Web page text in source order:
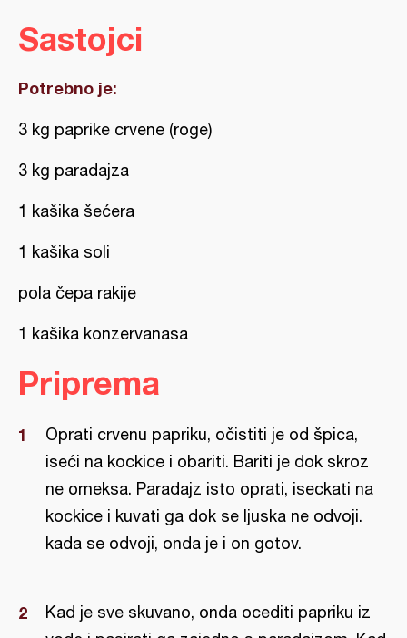
Sastojci
Potrebno je:
3 kg paprike crvene (roge)
3 kg paradajza
1 kašika šećera
1 kašika soli
pola čepa rakije
1 kašika konzervanasa
Priprema
Oprati crvenu papriku, očistiti je od špica,
iseći na kockice i obariti. Bariti je dok skroz
ne omeksa. Paradajz isto oprati, iseckati na
kockice i kuvati ga dok se ljuska ne odvoji.
kada se odvoji, onda je i on gotov.
Kad je sve skuvano, onda ocediti papriku iz